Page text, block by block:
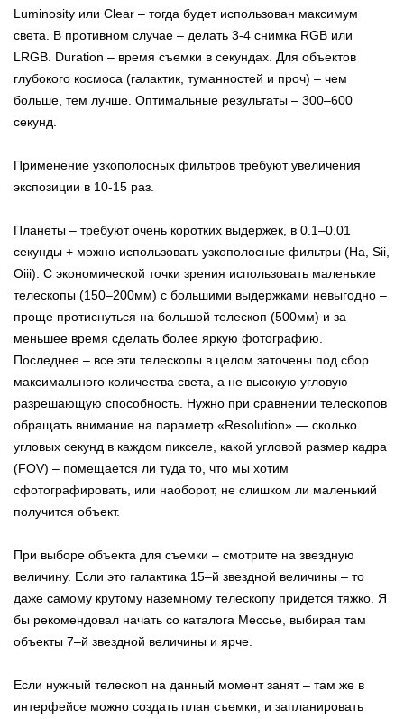
Luminosity или Clear – тогда будет использован максимум
света. В противном случае – делать 3-4 снимка RGB или
LRGB. Duration – время съемки в секундах. Для объектов
глубокого космоса (галактик, туманностей и проч) – чем
больше, тем лучше. Оптимальные результаты – 300–600
секунд.
Применение узкополосных фильтров требуют увеличения
экспозиции в 10-15 раз.
Планеты – требуют очень коротких выдержек, в 0.1–0.01
секунды + можно использовать узкополосные фильтры (Ha, Sii,
Oiii). С экономической точки зрения использовать маленькие
телескопы (150–200мм) с большими выдержками невыгодно –
проще протиснуться на большой телескоп (500мм) и за
меньшее время сделать более яркую фотографию.
Последнее – все эти телескопы в целом заточены под сбор
максимального количества света, а не высокую угловую
разрешающую способность. Нужно при сравнении телескопов
обращать внимание на параметр «Resolution» — сколько
угловых секунд в каждом пикселе, какой угловой размер кадра
(FOV) – помещается ли туда то, что мы хотим
сфотографировать, или наоборот, не слишком ли маленький
получится объект.
При выборе объекта для съемки – смотрите на звездную
величину. Если это галактика 15–й звездной величины – то
даже самому крутому наземному телескопу придется тяжко. Я
бы рекомендовал начать со каталога Мессье, выбирая там
объекты 7–й звездной величины и ярче.
Если нужный телескоп на данный момент занят – там же в
интерфейсе можно создать план съемки, и запланировать